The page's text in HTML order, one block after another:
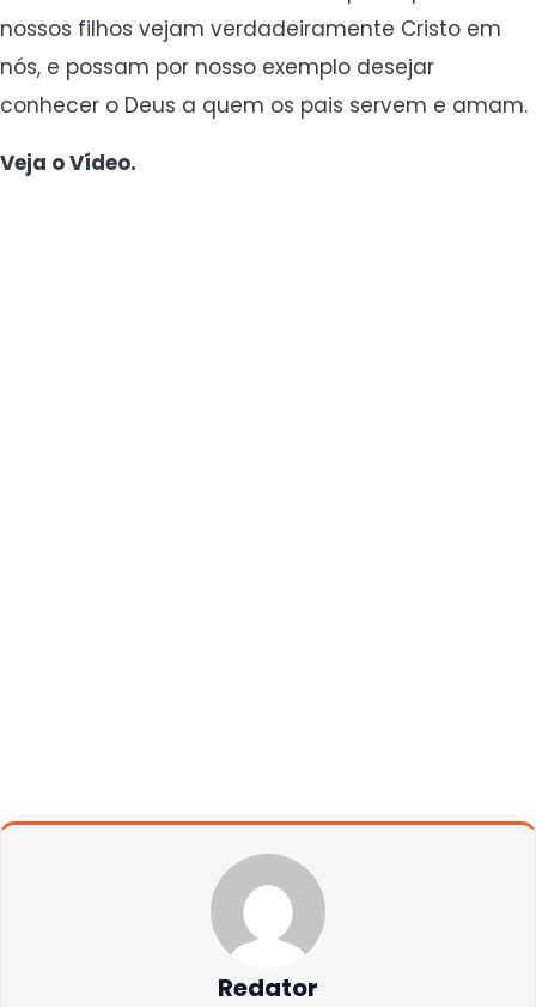
nossos filhos vejam verdadeiramente Cristo em
nós, e possam por nosso exemplo desejar
conhecer o Deus a quem os pais servem e amam.
Veja o Vídeo.
Redator